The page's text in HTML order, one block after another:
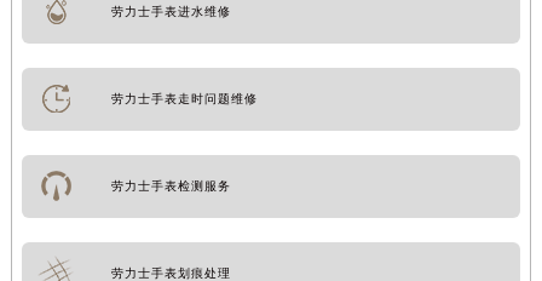
劳力士手表进水维修
劳力士手表走时问题维修
劳力士手表检测服务
劳力士手表划痕处理